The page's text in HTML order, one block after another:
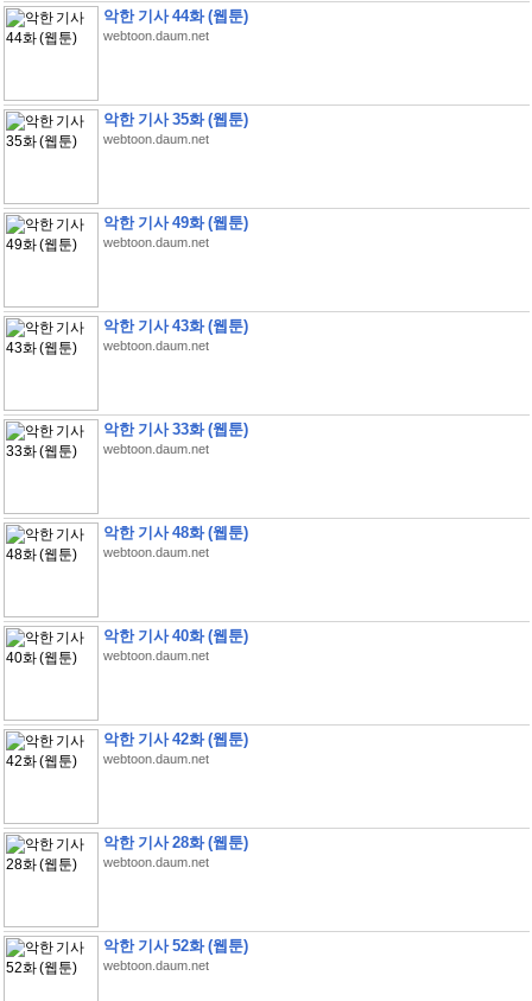
악한 기사 44화 (웹툰)
webtoon.daum.net
악한 기사 35화 (웹툰)
webtoon.daum.net
악한 기사 49화 (웹툰)
webtoon.daum.net
악한 기사 43화 (웹툰)
webtoon.daum.net
악한 기사 33화 (웹툰)
webtoon.daum.net
악한 기사 48화 (웹툰)
webtoon.daum.net
악한 기사 40화 (웹툰)
webtoon.daum.net
악한 기사 42화 (웹툰)
webtoon.daum.net
악한 기사 28화 (웹툰)
webtoon.daum.net
악한 기사 52화 (웹툰)
webtoon.daum.net